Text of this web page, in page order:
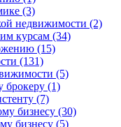
(3)
недвижимости (2)
курсам (34)
(15)
(131)
(5)
брокеру (1)
(7)
бизнесу (30)
бизнесу (5)